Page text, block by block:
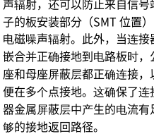
子的板安装部分（SMT 位置
电磁噪声辐射。此外，当连接
嵌合并正确接地到电路板时，
座和母座屏蔽层都正确连接，
便在多个点接地。这确保了连
器金属屏蔽层中产生的电流有
够的接地返回路径。